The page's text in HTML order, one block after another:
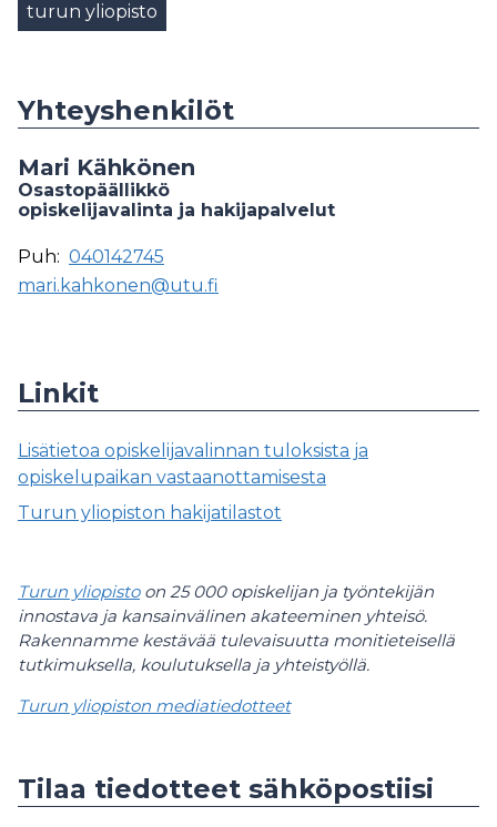
turun yliopisto
Yhteyshenkilöt
Mari Kähkönen
Osastopäällikkö
opiskelijavalinta ja hakijapalvelut
Puh: 040142745
mari.kahkonen@utu.fi
Linkit
Lisätietoa opiskelijavalinnan tuloksista ja
opiskelupaikan vastaanottamisesta
Turun yliopiston hakijatilastot
Turun yliopistoon 25 000 opiskelijan ja työntekijän
innostava ja kansainvälinen akateeminen yhteisö.
Rakennamme kestävää tulevaisuutta monitieteisellä
tutkimuksella, koulutuksella ja yhteistyöllä.
Turun yliopiston mediatiedotteet
Tilaa tiedotteet sähköpostiisi